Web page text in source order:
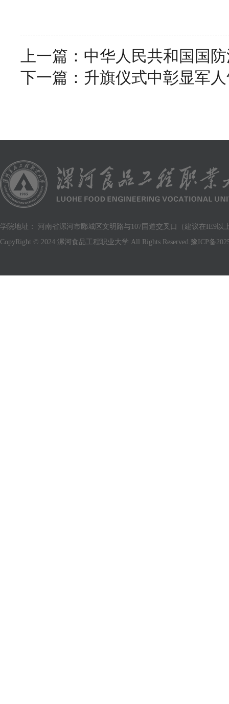
上一篇： 中华人民共和国国
下一篇： 升旗仪式中彰显军
学院地址： 河南省漯河市郾城区文明路与107国道交叉口（建议在IE9以
CopyRight © 2024 漯河食品工程职业大学 All Rights Reserved. 豫ICP备